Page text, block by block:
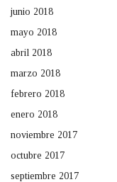
junio 2018
mayo 2018
abril 2018
marzo 2018
febrero 2018
enero 2018
noviembre 2017
octubre 2017
septiembre 2017